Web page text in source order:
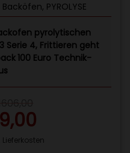
Backöfen, PYROLYSE
pyrolytischen
Serie 4, Frittieren geht
100 Euro Technik-
Lieferkosten